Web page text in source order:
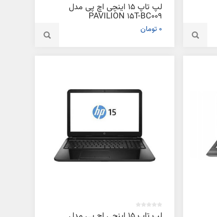
لپ تاپ 15 اینچی اچ پی مدل
PAVILION 15T-BC009
GAMING - C
0 تومان